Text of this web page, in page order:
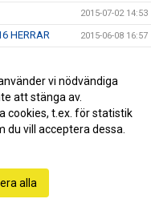
2015-07-02 14:53
HERRAR 2015-06-08 16:57
2015-05-13 11:43
2015-05-11 17:04
vi nödvändiga
att stänga av.
cookies, t.ex. för statistik
du vill acceptera dessa.
alla